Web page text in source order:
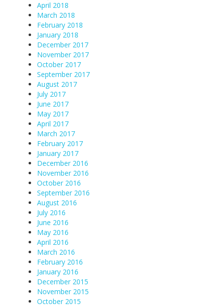
April 2018
March 2018
February 2018
January 2018
December 2017
November 2017
October 2017
September 2017
August 2017
July 2017
June 2017
May 2017
April 2017
March 2017
February 2017
January 2017
December 2016
November 2016
October 2016
September 2016
August 2016
July 2016
June 2016
May 2016
April 2016
March 2016
February 2016
January 2016
December 2015
November 2015
October 2015